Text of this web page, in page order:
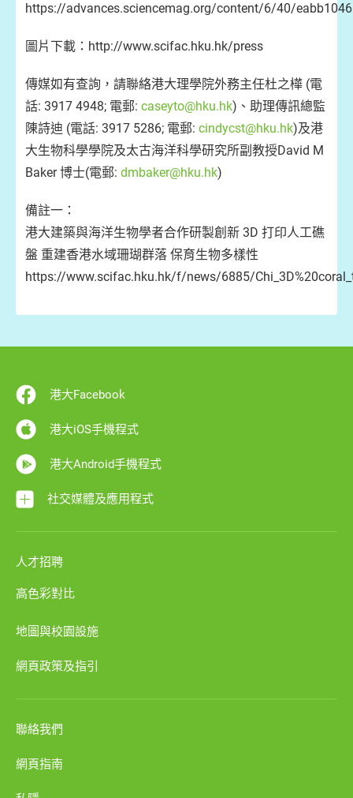
https://advances.sciencemag.org/content/6/40/
圖片下載：http://www.scifac.hku.hk/press
傳媒如有查詢，請聯絡港大理學院外務主任杜之樺 (電
話: 3917 4948; 電郵: caseyto@hku.hk)、助理傳訊總監
陳詩迪 (電話: 3917 5286; 電郵: cindycst@hku.hk)及港
大生物科學學院及太古海洋科學研究所副教授David M
Baker 博士(電郵: dmbaker@hku.hk)
備註一：
港⼤建築與海洋⽣物學者合作研製創新 3D 打印⼈⼯礁
盤 重建⾹港⽔域珊瑚群落 保育⽣物多樣性
https://www.scifac.hku.hk/f/news/6885/
港大Facebook
港大iOS手機程式
港大Android手機程式
社交媒體及應用程式
人才招聘
高色彩對比
地圖與校園設施
網頁政策及指引
聯絡我們
網頁指南